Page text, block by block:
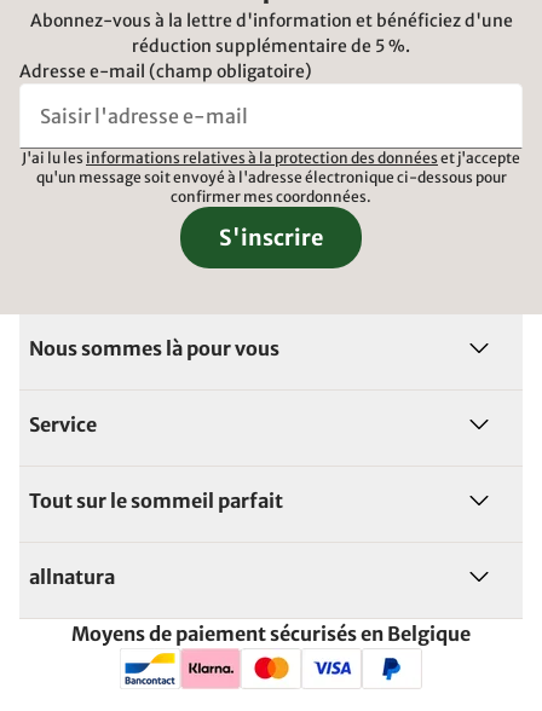
Abonnez-vous à la lettre d'information et bénéficiez d'une
réduction supplémentaire de 5 %.
Adresse e-mail (champ obligatoire)
J'ai lu les informations relatives à la protection des données et j'accepte
qu'un message soit envoyé à l'adresse électronique ci-dessous pour
confirmer mes coordonnées.
S'inscrire
Nous sommes là pour vous
Service
Tout sur le sommeil parfait
allnatura
Moyens de paiement sécurisés en Belgique